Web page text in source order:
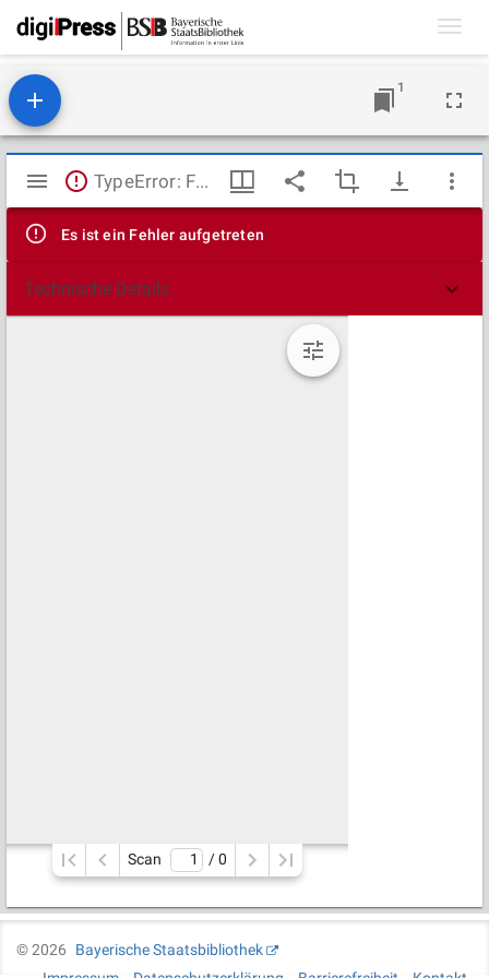
1
Mirador
Viewer
TypeError: Failed to fetch
Es ist ein Fehler aufgetreten
Technische Details
Scan / 0
©2026
Bayerische Staatsbibliothek